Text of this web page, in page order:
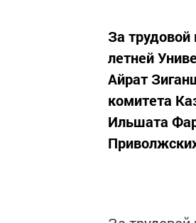
За
летней
Айрат
комитета
Ильшата